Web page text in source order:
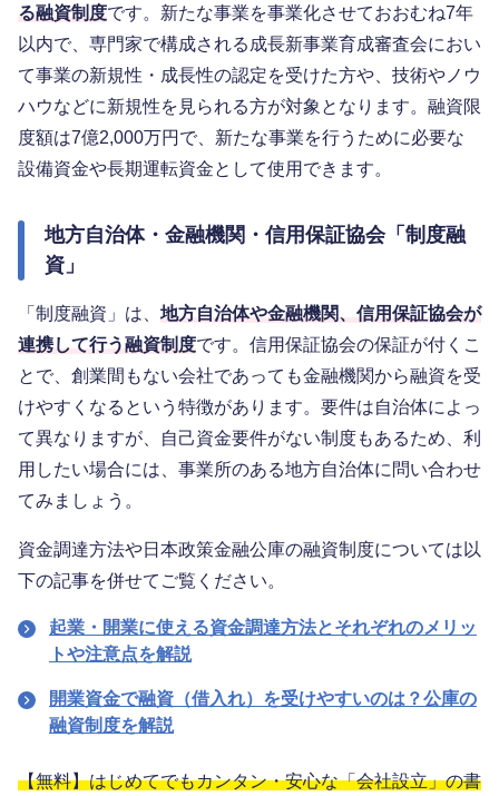
る融資制度です。新たな事業を事業化させておおむね7年
以内で、専門家で構成される成長新事業育成審査会におい
て事業の新規性・成長性の認定を受けた方や、技術やノウ
ハウなどに新規性を見られる方が対象となります。融資限
度額は7億2,000万円で、新たな事業を行うために必要な
設備資金や長期運転資金として使用できます。
地方自治体・金融機関・信用保証協会「制度融
資」
「制度融資」は、 地方自治体や金融機関、信用保証協会が
連携して行う融資制度です。信用保証協会の保証が付くこ
とで、創業間もない会社であっても金融機関から融資を受
けやすくなるという特徴があります。要件は自治体によっ
て異なりますが、自己資金要件がない制度もあるため、利
用したい場合には、事業所のある地方自治体に問い合わせ
てみましょう。
資金調達方法や日本政策金融公庫の融資制度については以
下の記事を併せてご覧ください。
起業・開業に使える資金調達方法とそれぞれのメリッ
トや注意点を解説
開業資金で融資（借入れ）を受けやすいのは？公庫の
融資制度を解説
【無料】はじめてでもカンタン・安心な「会社設立」の書